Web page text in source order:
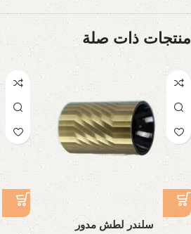
منتجات ذات صلة
سلندر لطش مدور